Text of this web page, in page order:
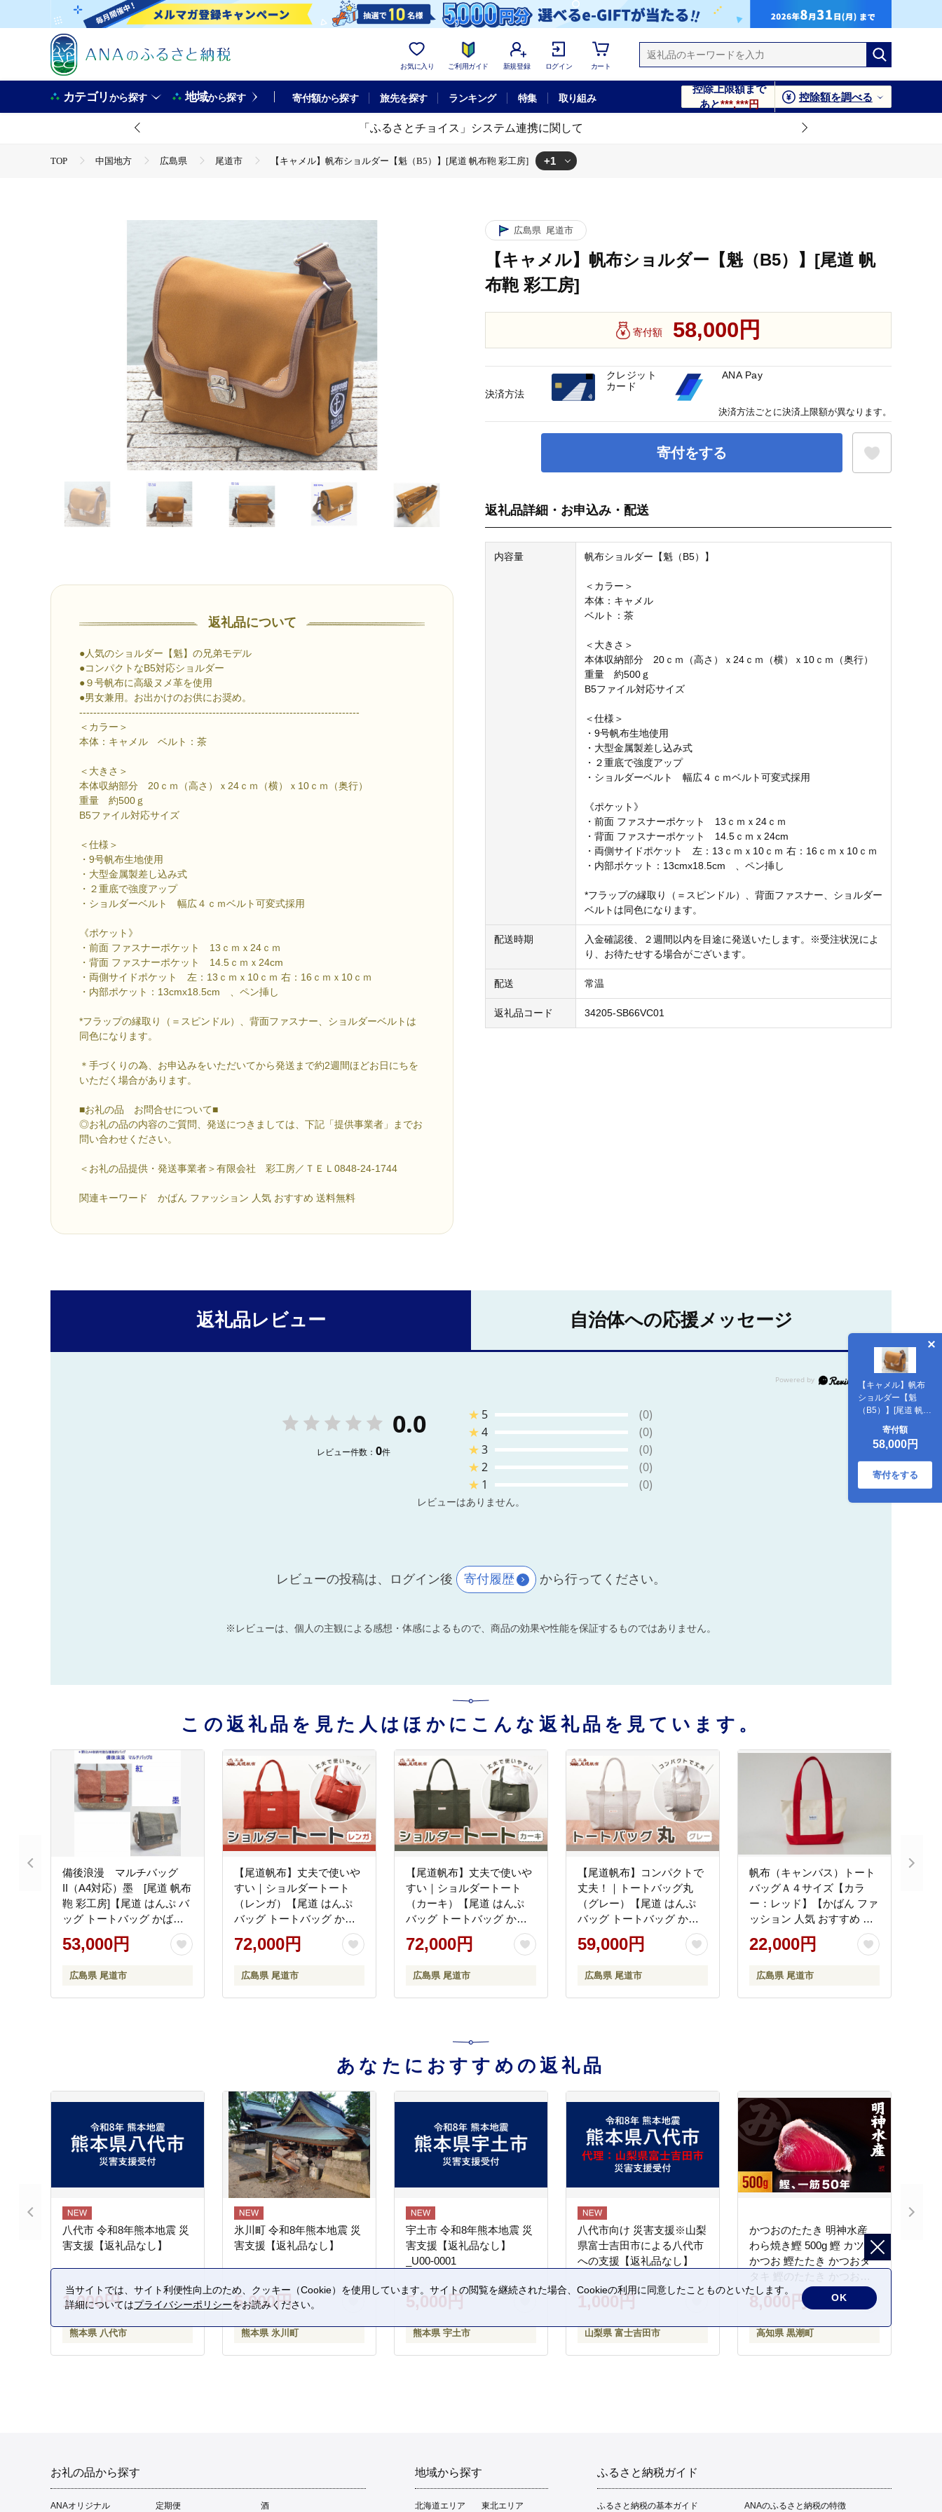
お気に入り ご利用ガイド 新規登録 ログイン カート
カテゴリから探す 地域から探す 寄付額から探す 旅先を探す ランキング 特集 取り組み
控除上限額まで
あと***,***円
控除額を調べる
「ふるさとチョイス」システム連携に関して
TOP 中国地方 広島県 尾道市 【キャメル】帆布ショルダー【魁（B5）】[尾道 帆布鞄 彩工房] +1
返礼品について
●人気のショルダー【魁】の兄弟モデル
●コンパクトなB5対応ショルダー
●９号帆布に高級ヌメ革を使用
●男女兼用。お出かけのお供にお奨め。
--------------------------------------------------------------------------------
＜カラー＞
本体：キャメル ベルト：茶
＜大きさ＞
本体収納部分 20ｃｍ（高さ）ｘ24ｃｍ（横）ｘ10ｃｍ（奥行）
重量 約500ｇ
B5ファイル対応サイズ
＜仕様＞
・9号帆布生地使用
・大型金属製差し込み式
・２重底で強度アップ
・ショルダーベルト 幅広４ｃｍベルト可変式採用
《ポケット》
・前面 ファスナーポケット 13ｃｍｘ24ｃｍ
・背面 ファスナーポケット 14.5ｃｍｘ24cm
・両側サイドポケット 左：13ｃｍｘ10ｃｍ 右：16ｃｍｘ10ｃｍ
・内部ポケット：13cmx18.5cm 、ペン挿し
*フラップの縁取り（＝スピンドル）、背面ファスナー、ショルダーベルトは
同色になります。
＊手づくりの為、お申込みをいただいてから発送まで約2週間ほどお日にちを
いただく場合があります。
■お礼の品 お問合せについて■
◎お礼の品の内容のご質問、発送につきましては、下記「提供事業者」までお
問い合わせください。
＜お礼の品提供・発送事業者＞有限会社 彩工房／ＴＥＬ0848-24-1744
関連キーワード かばん ファッション 人気 おすすめ 送料無料
広島県 尾道市
【キャメル】帆布ショルダー【魁（B5）】[尾道 帆
布鞄 彩工房]
寄付額 58,000円
寄付をする
【キャメル】帆布
ショルダー【魁
（B5）】[尾道 帆布
寄付額
58,000円
寄付をする
返礼品詳細・お申込み・配送
内容量 帆布ショルダー【魁（B5）】
＜カラー＞
本体：キャメル
ベルト：茶
＜大きさ＞
本体収納部分 20ｃｍ（高さ）ｘ24ｃｍ（横）ｘ10ｃｍ（奥行）
重量 約500ｇ
B5ファイル対応サイズ
＜仕様＞
・9号帆布生地使用
・大型金属製差し込み式
・２重底で強度アップ
・ショルダーベルト 幅広４ｃｍベルト可変式採用
《ポケット》
・前面 ファスナーポケット 13ｃｍｘ24ｃｍ
・背面 ファスナーポケット 14.5ｃｍｘ24cm
・両側サイドポケット 左：13ｃｍｘ10ｃｍ 右：16ｃｍｘ10ｃｍ
・内部ポケット：13cmx18.5cm 、ペン挿し
*フラップの縁取り（＝スピンドル）、背面ファスナー、ショルダー
ベルトは同色になります。
配送時期
入金確認後、２週間以内を目途に発送いたします。※受注状況によ
り、お待たせする場合がございます。
配送 常温
返礼品コード 34205-SB66VC01
決済方法
クレジット
カード
ANA Pay
決済方法ごとに決済上限額が異なります。
返礼品レビュー 自治体への応援メッセージ
0.0
レビュー件数： 0件
★ 5
(0)
★4
(0)
★3
(0)
★2
(0)
★ 1 (0)
レビューはありません。
レビューの投稿は、ログイン後 寄付履歴 から行ってください。
※レビューは、個人の主観による感想・体感によるもので、商品の効果や性能を保証するものではありません。
この返礼品を見た人はほかにこんな返礼品を見ています。
備後浪漫 マルチバッグ
II（A4対応）墨 [尾道 帆布
鞄 彩工房]【尾道 はんぷ バ
ッグ トートバッグ かばん
特産品 シンプル ファッシ
ョン 人気 おすすめ 広島県
53,000円
広島県 尾道市
【尾道帆布】丈夫で使いや
すい｜ショルダートート
（レンガ）【尾道 はんぷ
バッグ トートバッグ かば
ん 特産品 シンプル ファッ
ション 人気 おすすめ 広島
72,000円
広島県 尾道市
【尾道帆布】丈夫で使いや
すい｜ショルダートート
（カーキ）【尾道 はんぷ
バッグ トートバッグ かば
ん 特産品 シンプル ファッ
ション 人気 おすすめ 広島
72,000円
広島県 尾道市
【尾道帆布】コンパクトで
丈夫！｜トートバッグ丸
（グレー）【尾道 はんぷ
バッグ トートバッグ かば
ん 特産品 シンプル ファッ
ション 人気 おすすめ 広島
59,000円
広島県 尾道市
帆布（キャンバス）トート
バッグＡ４サイズ【カラ
ー：レッド】【かばん ファ
ッション 人気 おすすめ 尾
22,000円
広島県 尾道市
あなたにおすすめの返礼品
八代市 令和8年熊本地震 災
害支援【返礼品なし】
1,000円
熊本県 八代市
氷川町 令和8年熊本地震 災
害支援【返礼品なし】
5,000円
熊本県 氷川町
宇土市 令和8年熊本地震 災
害支援【返礼品なし】
_U00-0001
5,000円
熊本県 宇土市
八代市向け 災害支援※山梨
県富士吉田市による八代市
への支援【返礼品なし】
1,000円
山梨県 富士吉田市
かつおのたたき 明神水産
わら焼き鰹 500g 鰹 カツオ
かつお 鰹たたき かつおタ
タキ 鰹のたたき かつおの
タタキ 藁焼き わら焼き 魚
さかな 海鮮 刺身 お刺身 冷
ご当地 本場 高知 黒潮町 ギ
フト 贈答品 人気 返礼品 ふ
8,000円
高知県 黒潮町
お礼の品から探す
ANAオリジナル 定期便 酒
地域から探す
北海道エリア 東北エリア
ふるさと納税ガイド
ふるさと納税の基本ガイド ANAのふるさと納税の特徴
当サイトでは、サイト利便性向上のため、クッキー（Cookie）を使用しています。サイトの閲覧を継続された場合、Cookieの利用に同意したことものといたします。
詳細についてはプライバシーポリシーをお読みください。
OK